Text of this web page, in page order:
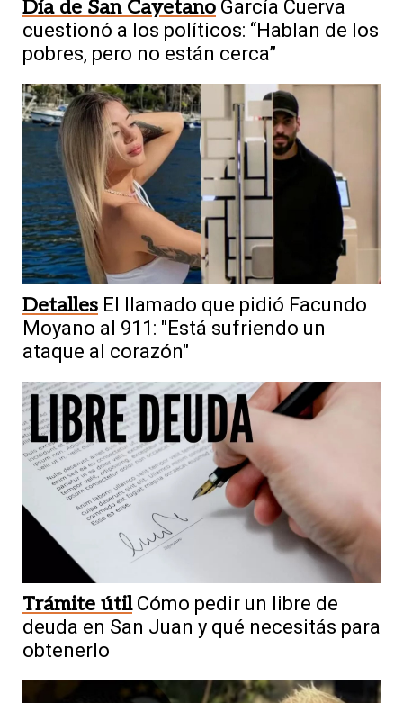
Día de San Cayetano García Cuerva
cuestionó a los políticos: “Hablan de los
pobres, pero no están cerca”
Detalles El llamado que pidió Facundo
Moyano al 911: "Está sufriendo un
ataque al corazón"
Trámite útil Cómo pedir un libre de
deuda en San Juan y qué necesitás para
obtenerlo